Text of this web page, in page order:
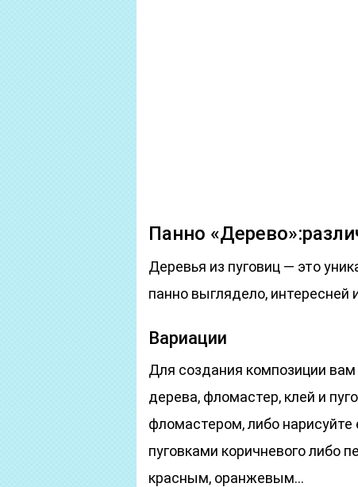
Панно
Деревья из пуговиц — это
панно выглядело, интересней
Вариации
Для создания композиции
дерева, фломастер, клей и
фломастером, либо нарисуйте
пуговками коричневого либо
красным, оранжевым…